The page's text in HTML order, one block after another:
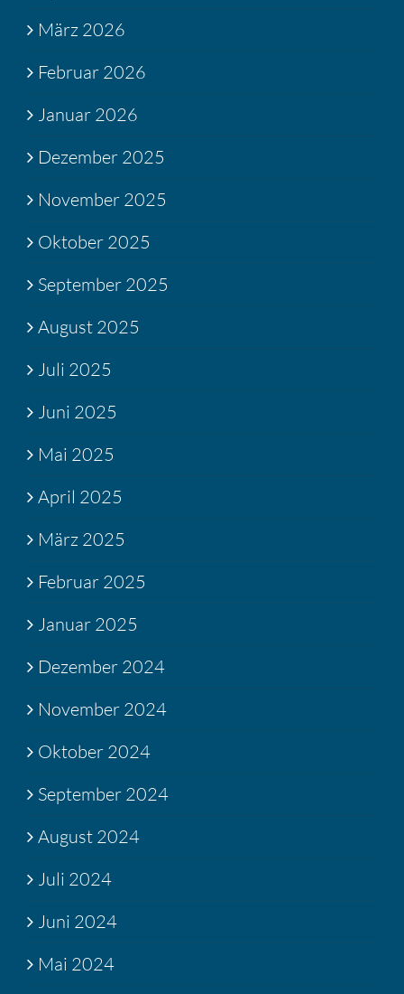
März 2026
Februar 2026
Januar 2026
Dezember 2025
November 2025
Oktober 2025
September 2025
August 2025
Juli 2025
Juni 2025
Mai 2025
April 2025
März 2025
Februar 2025
Januar 2025
Dezember 2024
November 2024
Oktober 2024
September 2024
August 2024
Juli 2024
Juni 2024
Mai 2024